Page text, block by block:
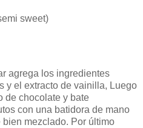
sweet)
agrega los ingredientes
y el extracto de vainilla, Luego
de chocolate y bate
con una batidora de mano
mezclado. Por último